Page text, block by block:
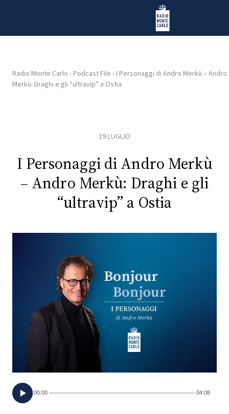
Radio Monte Carlo
HOME
RADIO
PLAYLIST
CONCORSI
EVENTI
TV
PRINCIPATO
Radio Monte Carlo › Podcast File › I Personaggi di Andro Merkù – Andro
Merkù: Draghi e gli “ultravip” a Ostia
19 LUGLIO
I Personaggi di Andro Merkù
– Andro Merkù: Draghi e gli
“ultravip” a Ostia
00:00 04:08